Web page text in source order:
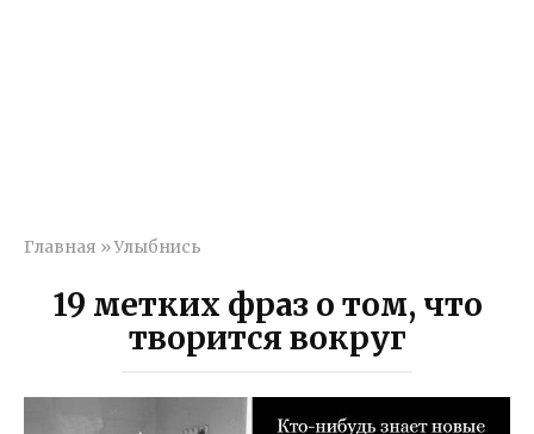
Главная »Улыбнись
19 метких фраз о том, что
творится вокруг